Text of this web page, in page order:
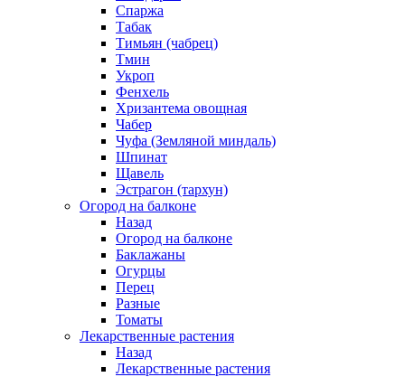
Спаржа
Табак
Тимьян (чабрец)
Тмин
Укроп
Фенхель
Хризантема овощная
Чабер
Чуфа (Земляной миндаль)
Шпинат
Щавель
Эстрагон (тархун)
Огород на балконе
Назад
Огород на балконе
Баклажаны
Огурцы
Перец
Разные
Томаты
Лекарственные растения
Назад
Лекарственные растения